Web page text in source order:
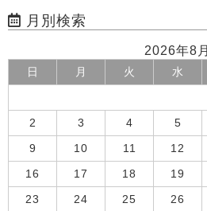
月別検索
2026年8月
日 月 火 水
2 3 4 5
9 10 11 12
16 17 18 19
23 24 25 26